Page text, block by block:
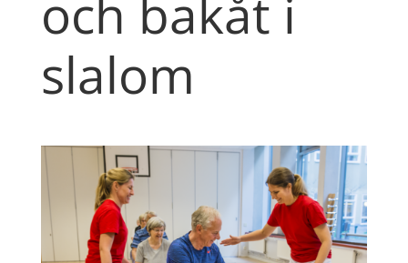
och bakåt i
slalom